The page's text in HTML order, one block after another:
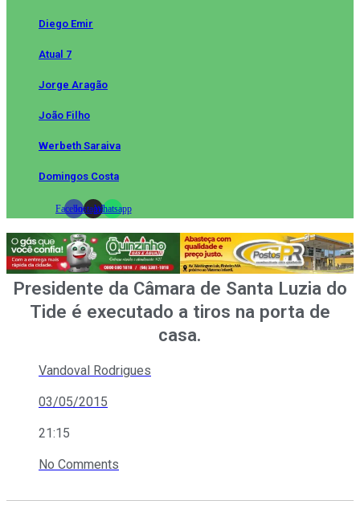
Diego Emir
Atual 7
Jorge Aragão
João Filho
Werbeth Saraiva
Domingos Costa
FacebookInstagramWhatsapp
Presidente da Câmara de Santa Luzia do
Tide é executado a tiros na porta de
casa.
Vandoval Rodrigues
03/05/2015
21:15
No Comments